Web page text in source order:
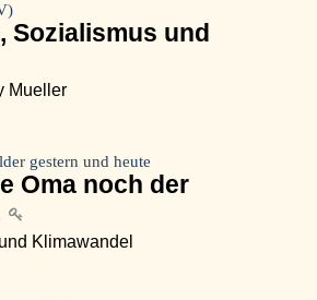
Sozialismus und
Mueller
gestern und heute
Oma noch der
Klimawandel